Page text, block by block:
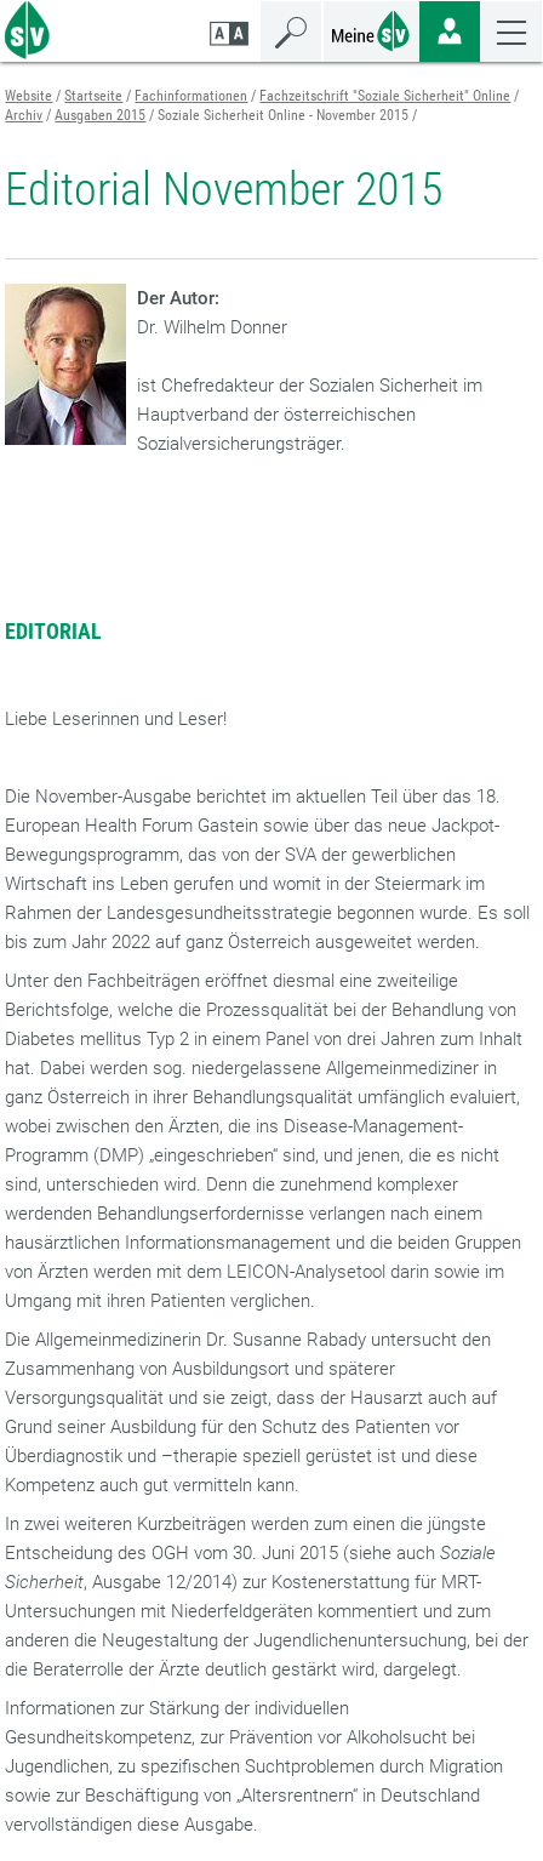
Zum
Seiteninhalt
springen
Zur
Navigation
springen
Zur
Mobilen
Navigation
springen
Website Startseite Fachinformationen
Fachzeitschrift "Soziale Sicherheit" Online
Archiv
Ausgaben 2015 Soziale Sicherheit Online - November 2015
Editorial November 2015
Der Autor:
Dr. Wilhelm Donner
ist Chefredakteur der Sozialen Sicherheit im
Hauptverband der österreichischen
Sozialversicherungsträger.
EDITORIAL
Liebe Leserinnen und Leser!
Die November-Ausgabe berichtet im aktuellen Teil über das 18.
European Health Forum Gastein sowie über das neue Jackpot-
Bewegungsprogramm, das von der SVA der gewerblichen
Wirtschaft ins Leben gerufen und womit in der Steiermark im
Rahmen der Landesgesundheitsstrategie begonnen wurde. Es soll
bis zum Jahr 2022 auf ganz Österreich ausgeweitet werden.
Unter den Fachbeiträgen eröffnet diesmal eine zweiteilige
Berichtsfolge, welche die Prozessqualität bei der Behandlung von
Diabetes mellitus Typ 2 in einem Panel von drei Jahren zum Inhalt
hat. Dabei werden sog. niedergelassene Allgemeinmediziner in
ganz Österreich in ihrer Behandlungsqualität umfänglich evaluiert,
wobei zwischen den Ärzten, die ins Disease-Management-
Programm (DMP) „eingeschrieben“ sind, und jenen, die es nicht
sind, unterschieden wird. Denn die zunehmend komplexer
werdenden Behandlungserfordernisse verlangen nach einem
hausärztlichen Informationsmanagement und die beiden Gruppen
von Ärzten werden mit dem LEICON-Analysetool darin sowie im
Umgang mit ihren Patienten verglichen.
Die Allgemeinmedizinerin Dr. Susanne Rabady untersucht den
Zusammenhang von Ausbildungsort und späterer
Versorgungsqualität und sie zeigt, dass der Hausarzt auch auf
Grund seiner Ausbildung für den Schutz des Patienten vor
Überdiagnostik und –therapie speziell gerüstet ist und diese
Kompetenz auch gut vermitteln kann.
In zwei weiteren Kurzbeiträgen werden zum einen die jüngste
Entscheidung des OGH vom 30. Juni 2015 (siehe auchSoziale
Sicherheit, Ausgabe 12/2014) zur Kostenerstattung für MRT-
Untersuchungen mit Niederfeldgeräten kommentiert und zum
anderen die Neugestaltung der Jugendlichenuntersuchung, bei der
die Beraterrolle der Ärzte deutlich gestärkt wird, dargelegt.
Informationen zur Stärkung der individuellen
Gesundheitskompetenz, zur Prävention vor Alkoholsucht bei
Jugendlichen, zu spezifischen Suchtproblemen durch Migration
sowie zur Beschäftigung von „Altersrentnern“ in Deutschland
vervollständigen diese Ausgabe.